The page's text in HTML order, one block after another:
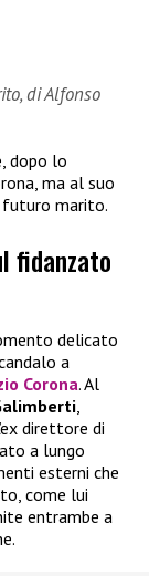
di Alfonso
dopo lo
ma al suo
futuro marito.
fidanzato
delicato
a
Corona. Al
,
direttore di
a lungo
esterni che
come lui
entrambe a